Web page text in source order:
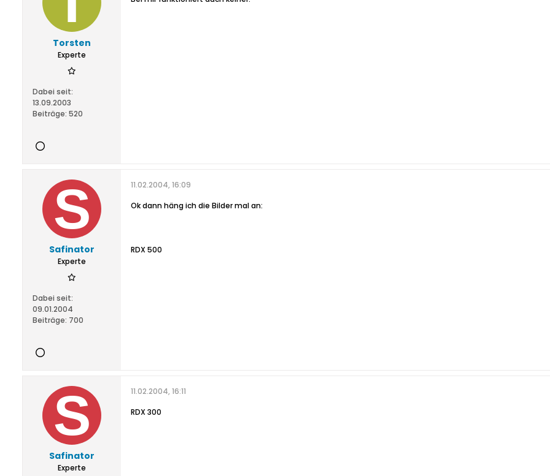
Torsten
Experte
Dabei seit:
13.09.2003
Beiträge: 520
Safinator
Experte
Dabei seit:
09.01.2004
Beiträge: 700
11.02.2004, 16:09
Ok dann häng ich die Bilder mal an:
RDX 500
Safinator
Experte
11.02.2004, 16:11
RDX 300